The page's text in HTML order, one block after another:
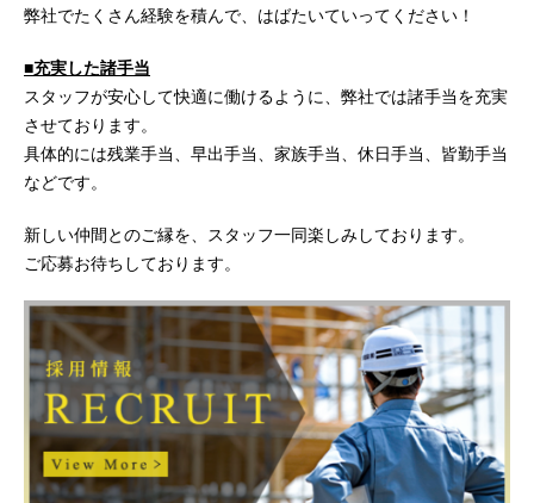
弊社でたくさん経験を積んで、はばたいていってください！
■充実した諸手当
スタッフが安心して快適に働けるように、弊社では諸手当を充実
させております。
具体的には残業手当、早出手当、家族手当、休日手当、皆勤手当
などです。
新しい仲間とのご縁を、スタッフ一同楽しみしております。
ご応募お待ちしております。